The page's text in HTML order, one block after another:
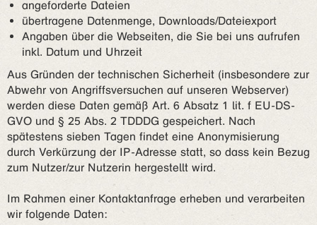
angeforderte Dateien
übertragene Datenmenge, Downloads/Dateiexport
Angaben über die Webseiten, die Sie bei uns aufrufen
inkl. Datum und Uhrzeit
Aus Gründen der technischen Sicherheit (insbesondere zur
Abwehr von Angriffsversuchen auf unseren Webserver)
werden diese Daten gemäß Art. 6 Absatz 1 lit. f EU-DS-
GVO und § 25 Abs. 2 TDDDG gespeichert. Nach
spätestens sieben Tagen findet eine Anonymisierung
durch Verkürzung der IP-Adresse statt, so dass kein Bezug
zum Nutzer/zur Nutzerin hergestellt wird.
Im Rahmen einer Kontaktanfrage erheben und verarbeiten
wir folgende Daten: